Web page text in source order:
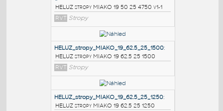
HELUZ_stropy_MIAKO_19_62,5_23_4750
HELUZ stropy MIAKO 19 62,5 23 4750
RVT Stropy
HELUZ_stropy_MIAKO_19_50_25_4750_v1-
1
HELUZ stropy MIAKO 19 50 25 4750 v1-1